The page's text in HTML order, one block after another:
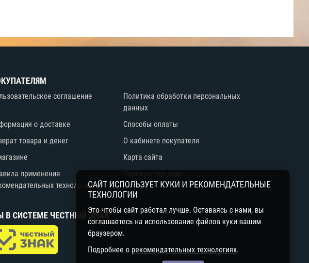
соглашение
Политика обработки персональных
данных
о доставке
Способы оплаты
товара и денег
О кабинете покупателя
Карта сайта
применения
технологий
В СИСТЕМЕ ЧЕСТНЫЙ ЗНАК
САЙТ ИСПОЛЬЗУЕТ КУКИ И РЕКОМЕНДАТЕЛЬНЫЕ
ТЕХНОЛОГИИ
Это чтобы сайт работал лучше. Оставаясь с нами, вы
соглашаетесь на использование файлов куки вашим
браузером.
Подробнее о рекомендательных технологиях.